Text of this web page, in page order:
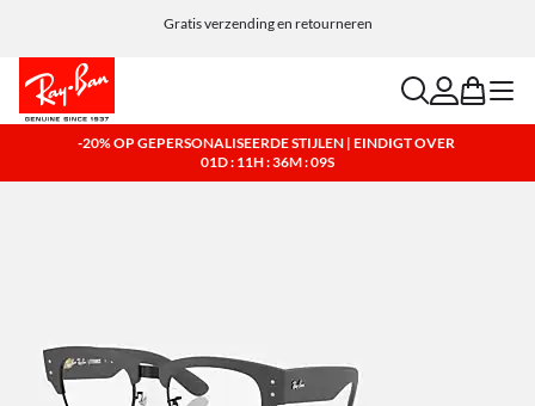
Gratis verzending en retourneren
Personaliseer je zonnebril en voeg gratis een gravure toe
searchaccount
bag menu
-20% OP GEPERSONALISEERDE STIJLEN | EINDIGT OVER
01D : 11H : 36M : 08S